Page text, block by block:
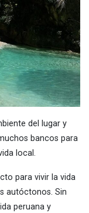
del lugar y
bancos para
local.
para vivir la vida
autóctonos. Sin
peruana y